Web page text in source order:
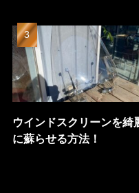
ウインドスクリーンを綺
に蘇らせる方法！